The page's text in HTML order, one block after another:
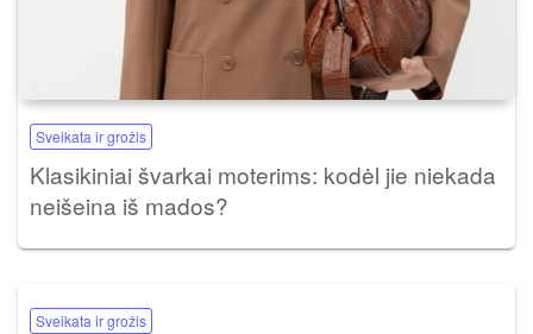
Sveikata ir grožis
Klasikiniai švarkai moterims: kodėl jie niekada
neišeina iš mados?
Sveikata ir grožis